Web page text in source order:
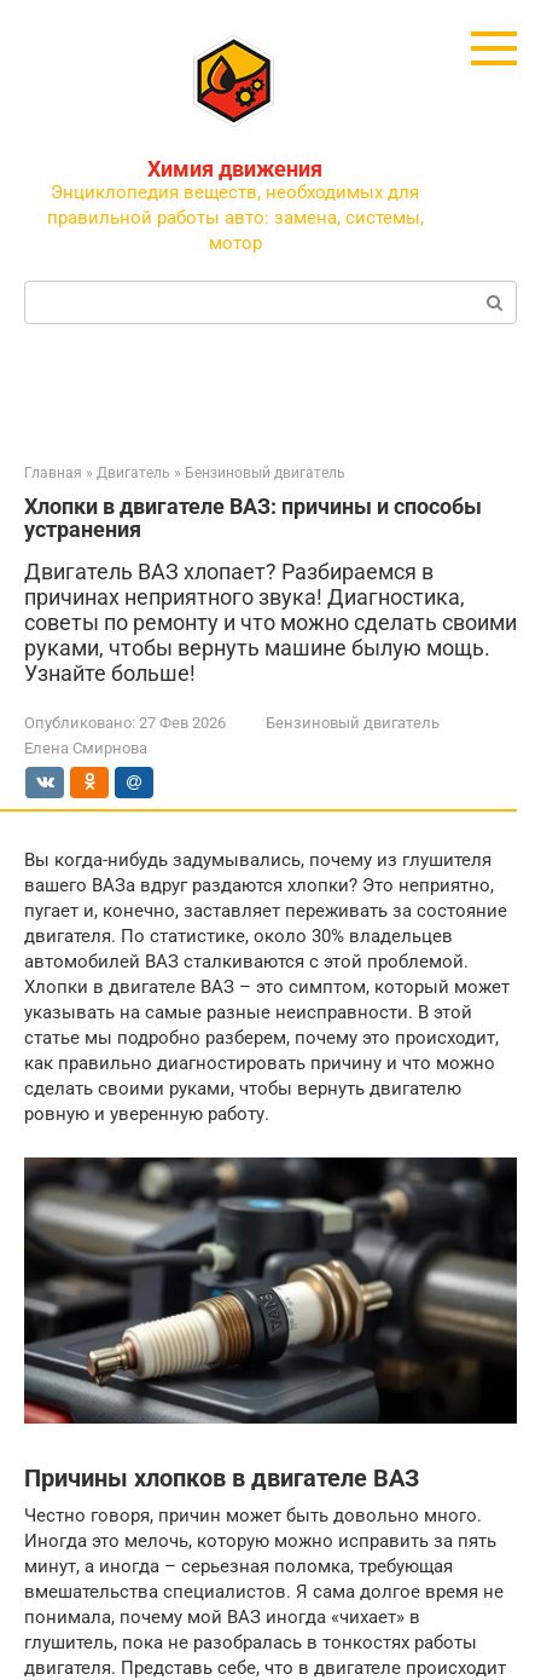
Химия движения
Энциклопедия веществ, необходимых для
правильной работы авто: замена, системы,
мотор
Поиск:
Главная » Двигатель » Бензиновый двигатель
Хлопки в двигателе ВАЗ: причины и способы
устранения
Двигатель ВАЗ хлопает? Разбираемся в
причинах неприятного звука! Диагностика,
советы по ремонту и что можно сделать своими
руками, чтобы вернуть машине былую мощь.
Узнайте больше!
Опубликовано: 27 Фев 2026
Бензиновый двигатель
Елена Смирнова
Вы когда-нибудь задумывались, почему из глушителя
вашего ВАЗа вдруг раздаются хлопки? Это неприятно,
пугает и, конечно, заставляет переживать за состояние
двигателя. По статистике, около 30% владельцев
автомобилей ВАЗ сталкиваются с этой проблемой.
Хлопки в двигателе ВАЗ – это симптом, который может
указывать на самые разные неисправности. В этой
статье мы подробно разберем, почему это происходит,
как правильно диагностировать причину и что можно
сделать своими руками, чтобы вернуть двигателю
ровную и уверенную работу.
Причины хлопков в двигателе ВАЗ
Честно говоря, причин может быть довольно много.
Иногда это мелочь, которую можно исправить за пять
минут, а иногда – серьезная поломка, требующая
вмешательства специалистов. Я сама долгое время не
понимала, почему мой ВАЗ иногда «чихает» в
глушитель, пока не разобралась в тонкостях работы
двигателя. Представь себе, что в двигателе происходит